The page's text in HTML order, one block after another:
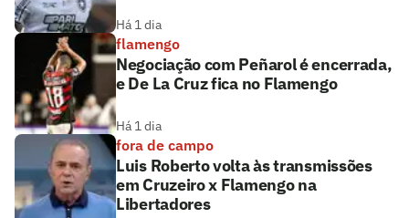
Há 1 dia
flamengo
Negociação com Peñarol é encerrada,
e De La Cruz fica no Flamengo
Há 1 dia
fora de campo
Luis Roberto volta às transmissões
em Cruzeiro x Flamengo na
Libertadores